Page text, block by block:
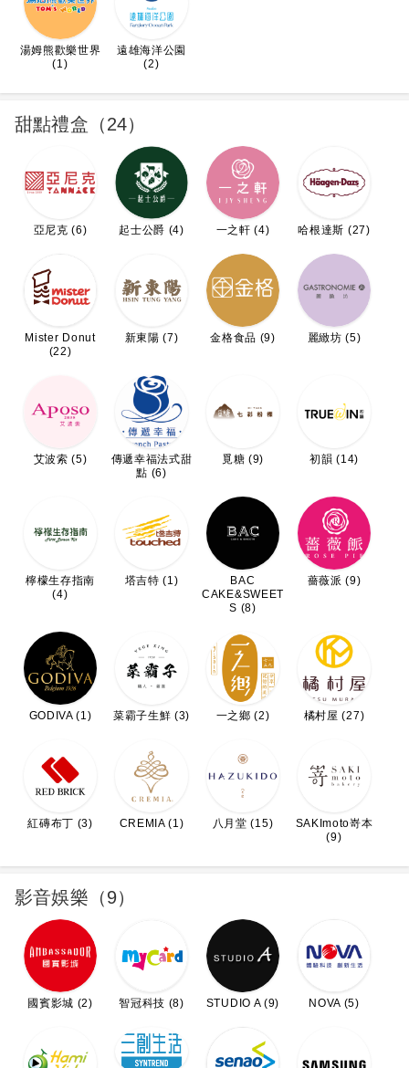
湯姆熊歡樂世界
(1)
遠雄海洋公園
(2)
甜點禮盒（24）
亞尼克 (6) 起士公爵 (4) 一之軒 (4) 哈根達斯 (27)
Mister Donut
(22)
新東陽 (7) 金格食品 (9) 麗緻坊 (5)
艾波索 (5)
傳遞幸福法式甜
點 (6)
覓糖 (9) 初韻 (14)
檸檬生存指南
(4)
塔吉特 (1)
BAC
CAKE&SWEET
S (8)
薔薇派 (9)
GODIVA (1) 菜霸子生鮮 (3) 一之鄉 (2) 橘村屋 (27)
紅磚布丁 (3) CREMIA (1) 八月堂 (15)
SAKImoto嵜本
(9)
影音娛樂（9）
國賓影城 (2) 智冠科技 (8) STUDIO A (9) NOVA (5)